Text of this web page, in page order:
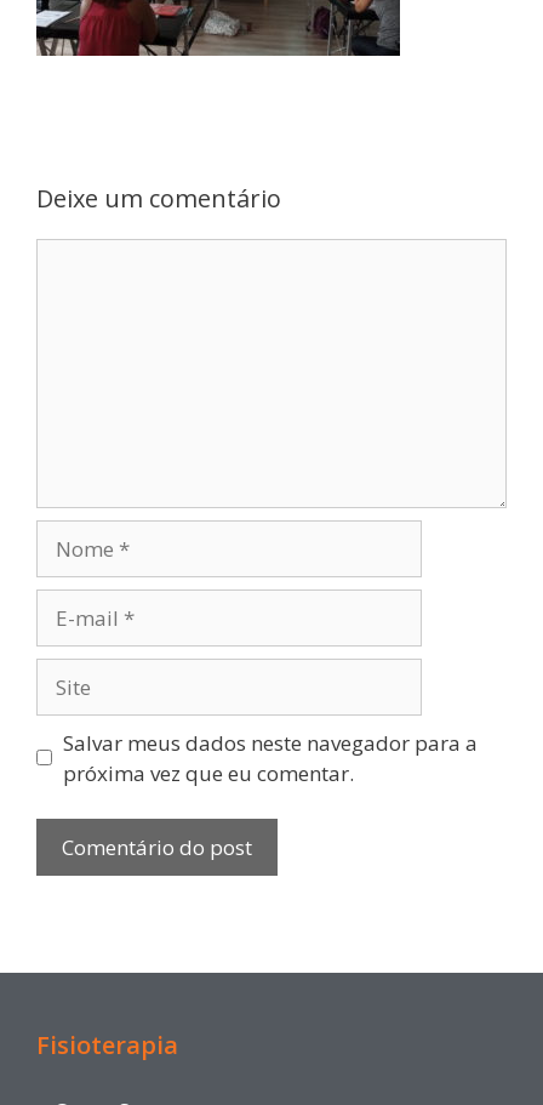
Deixe um comentário
Salvar meus dados neste navegador para a
próxima vez que eu comentar.
Fisioterapia